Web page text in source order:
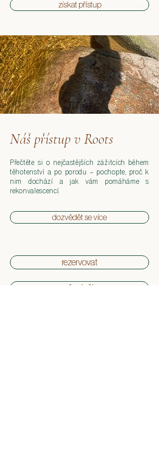
získat přístup
Náš přístup v Roots
Přečtěte si o nejčastějších zážitcích během
těhotenství a po porodu – pochopte, proč k
nim dochází a jak vám pomáháme s
rekonvalescencí.
dozvědět se více
rezervovat
naše služby